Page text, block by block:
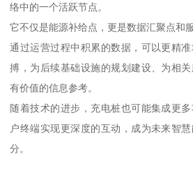
络中的一个活跃节点。
它不仅是能源补给点，更是数据汇聚点和
通过运营过程中积累的数据，可以更精
搏，为后续基础设施的规划建设、为相
有价值的信息参考。
随着技术的进步，充电桩也可能集成更
户终端实现更深度的互动，成为未来智
分。